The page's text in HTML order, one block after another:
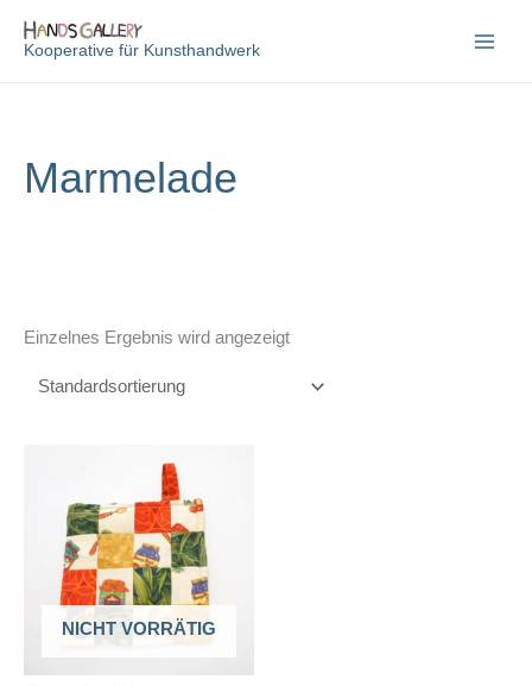
InhaltKooperative für Kunsthandwerk
Marmelade
Einzelnes Ergebnis wird angezeigt
NICHT VORRÄTIG